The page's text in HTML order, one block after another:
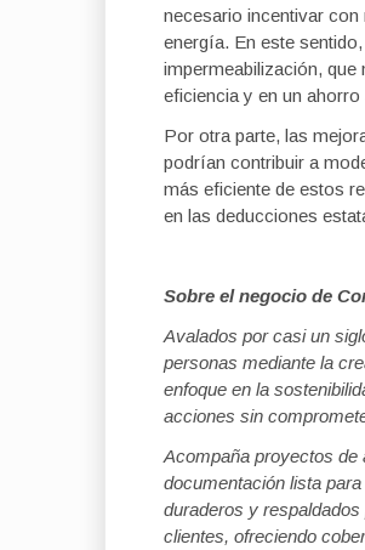
necesario incentivar con
energía. En este
impermeabilización, que
eficiencia y en un ahorro
Por otra parte, las
podrían contribuir a
más eficiente de estos
en las deducciones
Sobre el negocio de
Avalados por casi un
personas mediante la
enfoque en la
acciones sin
Acompaña proyectos de
documentación lista
duraderos y
clientes, ofreciendo